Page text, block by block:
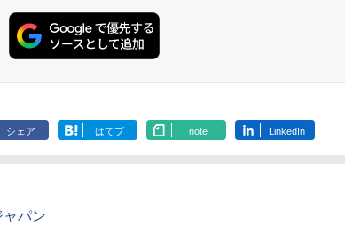
シェア はてブ note LinkedIn
パン